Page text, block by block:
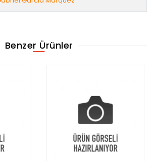
Benzer Ürünler